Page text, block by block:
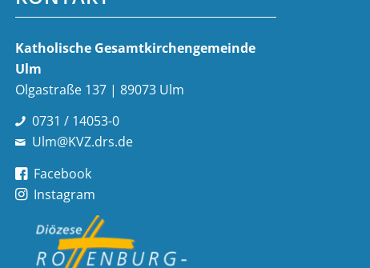
Katholische Gesamt­kirchen­gemeinde
Ulm
Olgastraße 137 | 89073 Ulm
0731 / 14053-0
Ulm@KVZ.drs.de
Facebook
Instagram